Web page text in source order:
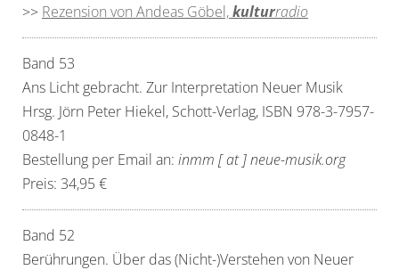
>> Rezension von Andeas Göbel,kulturradio
Band 53
Ans Licht gebracht. Zur Interpretation Neuer Musik
Hrsg. Jörn Peter Hiekel, Schott-Verlag, ISBN 978-3-7957-
0848-1
Bestellung per Email an: inmm [ at ] neue-musik.org
Preis: 34,95 €
Band 52
Berührungen. Über das (Nicht-)Verstehen von Neuer